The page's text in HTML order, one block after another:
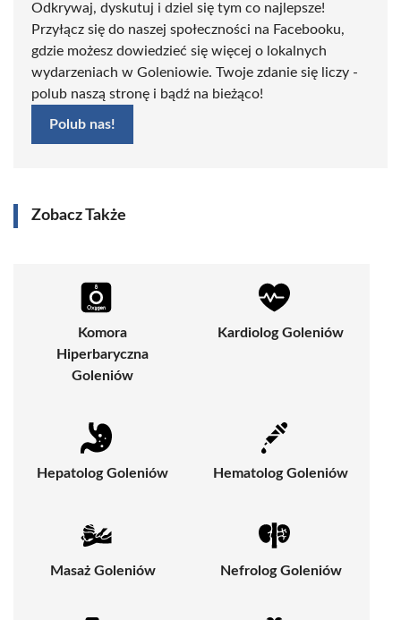
Odkrywaj, dyskutuj i dziel się tym co najlepsze!
Przyłącz się do naszej społeczności na Facebooku,
gdzie możesz dowiedzieć się więcej o lokalnych
wydarzeniach w Goleniowie. Twoje zdanie się liczy -
polub naszą stronę i bądź na bieżąco!
Polub nas!
Zobacz Także
Komora
Hiperbaryczna
Goleniów
Kardiolog Goleniów
Hepatolog Goleniów Hematolog Goleniów
Masaż Goleniów Nefrolog Goleniów